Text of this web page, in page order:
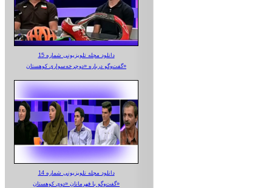
دانلود مجله تلویزیونی شماره 15
گفت‌وگو درباره «دوچرخه‌سواری کوهستان»
دانلود مجله تلویزیونی شماره 14
گفت‌وگو با قهرمانان «دوی کوهستان»